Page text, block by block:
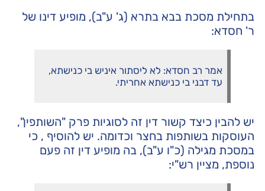
בתחילת מסכת בבא בתרא (ג' ע"ב), מופיע דינו של
ר' חסדא:
אמר רב חסדא: לא ליסתור איניש בי כנישתא,
עד דבני בי כנישתא אחריתי.
יש להבין כיצד קשור דין זה לסוגיות פרק "השותפין",
העוסקות בשותפות בחצר וכדומה. יש להוסיף , כי
במסכת מגילה (כ"ו ע"ב), בה מופיע דין זה פעם
נוספת, מציין רש"י: